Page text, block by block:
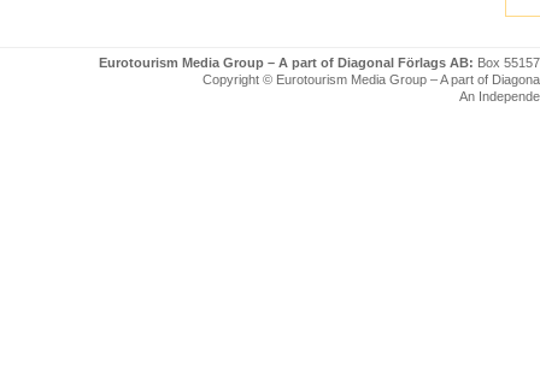
Eurotourism Media Group – A part of Diagonal Förlags AB: Box
Copyright © Eurotourism Media Group – A part of
An